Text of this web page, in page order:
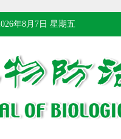
年8月7日 星期五